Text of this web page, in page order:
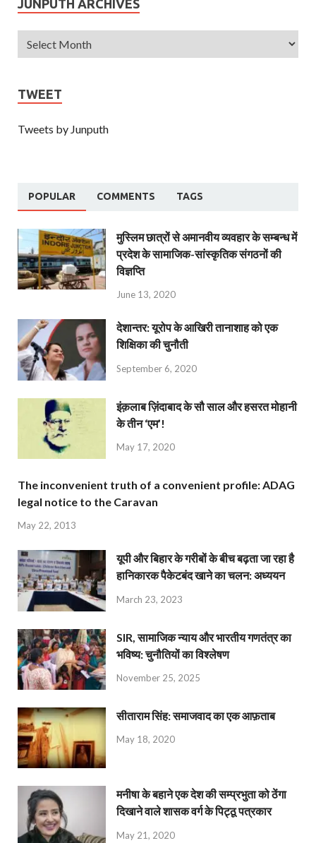
JUNPUTH ARCHIVES
TWEET
Tweets by Junputh
POPULAR COMMENTS TAGS
मुस्लिम छात्रों से अमानवीय व्यवहार के सम्बन्ध में
प्रदेश के सामाजिक-सांस्कृतिक संगठनों की
विज्ञप्ति
June 13, 2020
देशान्‍तर: यूरोप के आखिरी तानाशाह को एक
शिक्षिका की चुनौती
September 6, 2020
इंक़लाब ज़िंदाबाद के सौ साल और हसरत मोहानी
के तीन ‘एम’!
May 17, 2020
The inconvenient truth of a convenient profile: ADAG
legal notice to the Caravan
May 22, 2013
यूपी और बिहार के गरीबों के बीच बढ़ता जा रहा है
हानिकारक पैकेटबंद खाने का चलन: अध्ययन
March 23, 2023
SIR, सामाजिक न्याय और भारतीय गणतंत्र का
भविष्य: चुनौतियों का विश्लेषण
November 25, 2025
सीताराम सिंह: समाजवाद का एक आफ़ताब
May 18, 2020
मनीषा के बहाने एक देश की सम्प्रभुता को ठेंगा
दिखाने वाले शासक वर्ग के पिट्ठू पत्रकार
May 21, 2020